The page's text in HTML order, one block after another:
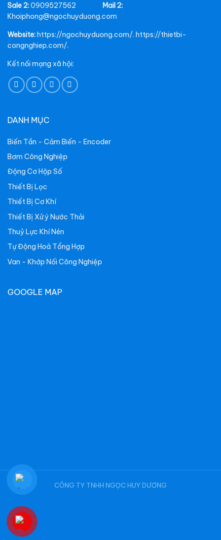
Sale 2:0909527562 Mail 2:
Khoiphong@ngochuyduong.com
Website:https://ngochuyduong.com/. https://thietbi-
congnghiep.com/.
Kết nối mạng xã hội:
DANH MỤC
Biến Tần - Cảm Biến - Encoder
Bơm Công Nghiệp
Động Cơ Hộp Số
Thiết Bị Lọc
Thiết Bị Cơ Khí
Thiết Bị Xử ý Nước Thải
Thuỷ Lực Khí Nén
Tự Động Hoá Tổng Hợp
Van - Khớp Nối Công Nghiệp
GOOGLE MAP
CÔNG TY TNHH NGỌC HUY DƯƠNG